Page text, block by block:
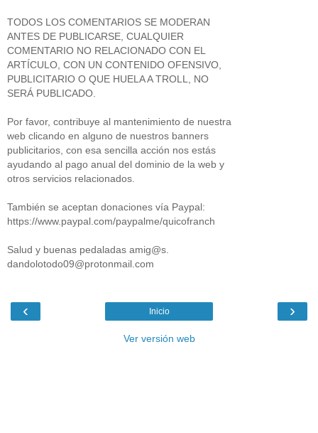
TODOS LOS COMENTARIOS SE MODERAN
ANTES DE PUBLICARSE, CUALQUIER
COMENTARIO NO RELACIONADO CON EL
ARTÍCULO, CON UN CONTENIDO OFENSIVO,
PUBLICITARIO O QUE HUELA A TROLL, NO
SERÁ PUBLICADO.
Por favor, contribuye al mantenimiento de nuestra
web clicando en alguno de nuestros banners
publicitarios, con esa sencilla acción nos estás
ayudando al pago anual del dominio de la web y
otros servicios relacionados.
También se aceptan donaciones vía Paypal:
https://www.paypal.com/paypalme/quicofranch
Salud y buenas pedaladas amig@s.
dandolotodo09@protonmail.com
‹ ›
Inicio
Ver versión web